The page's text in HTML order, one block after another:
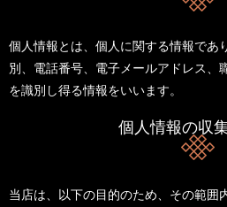
個人情報とは、個人に関する情報であ
別、電話番号、電子メールアドレス、
を識別し得る情報をいいます。
個人情報の収
当店は、以下の目的のため、その範囲